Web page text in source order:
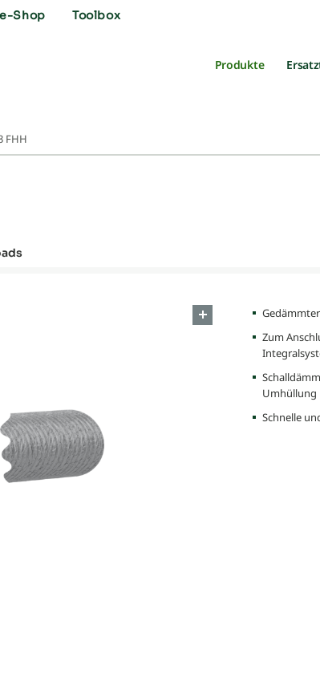
Shop Toolbox
Produkte
FHH
Zum
Umhüllung
Schnelle